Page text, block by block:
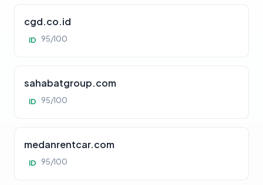
cgd.co.id
ID 95/100
sahabatgroup.com
ID 95/100
medanrentcar.com
ID 95/100